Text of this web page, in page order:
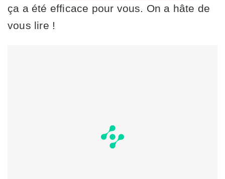
ça a été efficace pour vous. On a hâte de
vous lire !